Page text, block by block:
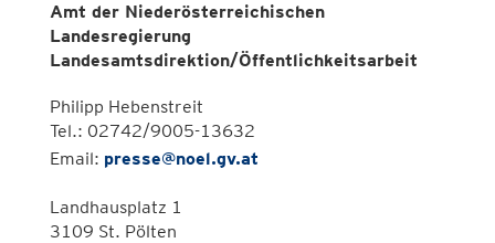
Amt der Niederösterreichischen
Landesregierung
Landesamtsdirektion/Öffentlichkeitsarbeit
Philipp Hebenstreit
Tel.: 02742/9005-13632
Email: presse@noel.gv.at
Landhausplatz 1
3109 St. Pölten